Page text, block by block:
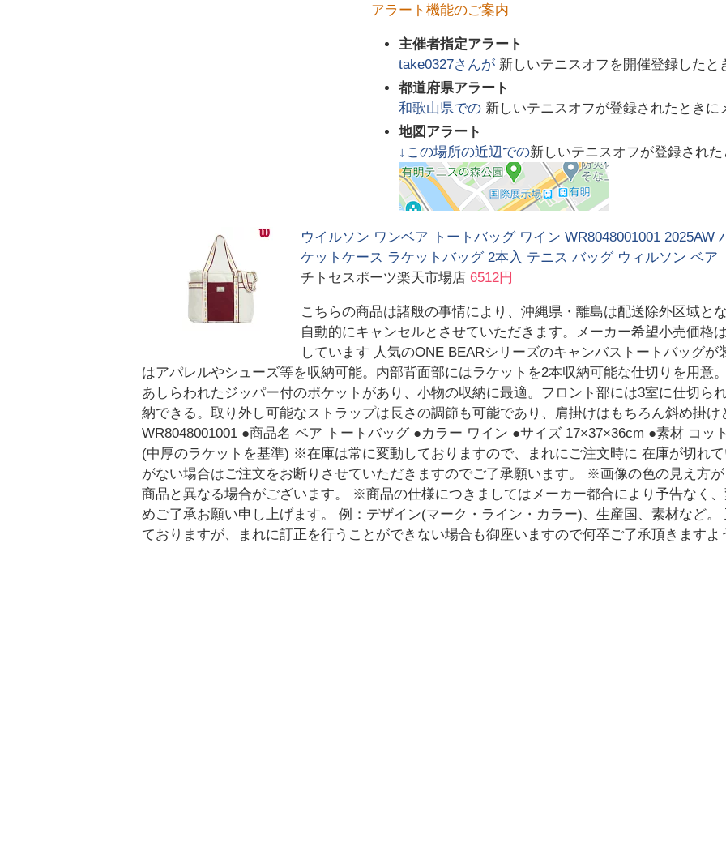
アラート機能のご案内
主催者指定アラート
take0327さんが 新しいテニスオフを開催登録したと
都道府県アラート
和歌山県での 新しいテニスオフが登録されたときに
地図アラート
↓この場所の近辺での新しいテニスオフが登録され
ウイルソン ワンベア トートバッグ ワイン WR8048001001 2025AW
ケットケース ラケットバッグ 2本入 テニス バッグ ウィルソン ベア
チトセスポーツ楽天市場店 6512円
こちらの商品は諸般の事情により、沖縄県・離島は配送除外区域と
自動的にキャンセルとさせていただきます。メーカー希望小売価格
しています 人気のONE BEARシリーズのキャンバストートバッグ
はアパレルやシューズ等を収納可能。内部背面部にはラケットを2本収納可能な仕切りを用意
あしらわれたジッパー付のポケットがあり、小物の収納に最適。フロント部には3室に仕切ら
納できる。取り外し可能なストラップは長さの調節も可能であり、肩掛けはもちろん斜め掛
WR8048001001 ●商品名 ベア トートバッグ ●カラー ワイン ●サイズ 17×37×36cm ●素材 コッ
(中厚のラケットを基準) ※在庫は常に変動しておりますので、まれにご注文時に 在庫が切
がない場合はご注文をお断りさせていただきますのでご了承願います。 ※画像の色の見え方
商品と異なる場合がございます。 ※商品の仕様につきましてはメーカー都合により予告なく
めご了承お願い申し上げます。 例：デザイン(マーク・ライン・カラー)、生産国、素材など
ておりますが、まれに訂正を行うことができない場合も御座いますので何卒ご了承頂きますよ